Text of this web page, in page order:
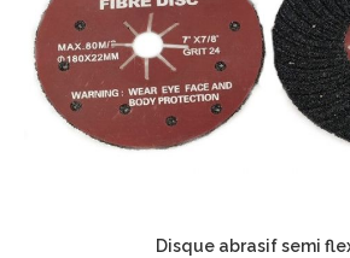
Disque abrasif semi